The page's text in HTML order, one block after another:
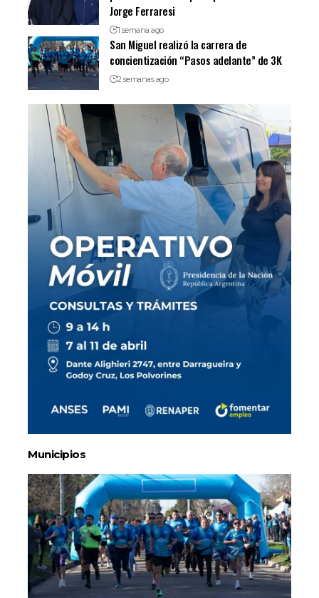
Jorge Ferraresi
1 semana ago
San Miguel realizó la carrera de
concientización “Pasos adelante” de 3K
2 semanas ago
Municipios